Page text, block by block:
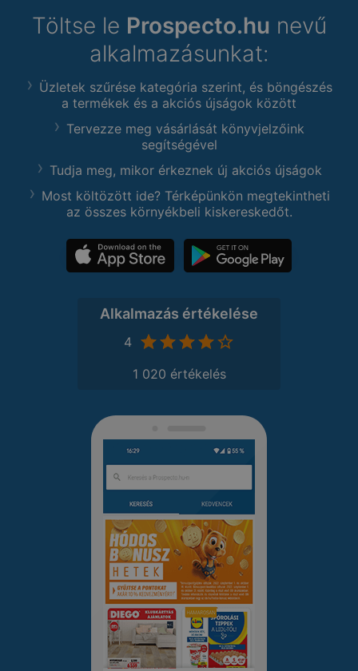
Töltse le Prospecto.hu nevű
alkalmazásunkat:
Üzletek szűrése kategória szerint, és böngészés
a termékek és a akciós újságok között
Tervezze meg vásárlását könyvjelzőink
segítségével
Tudja meg, mikor érkeznek új akciós újságok
Most költözött ide? Térképünkön megtekintheti
az összes környékbeli kiskereskedőt.
Alkalmazás értékelése
4
1 020 értékelés